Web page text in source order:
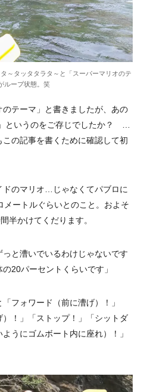
～タッタタラタ～と「スーパーマリオのテ
ループ状態。笑
テーマ」と書きましたが、あの
というのをご存じでしたか？ …
の記事を書くために確認して初
ドのマリオ…じゃなくてパブロに
メートルぐらいとのこと。およそ
半かけてくだります。
っと漕いでいるわけじゃないです
20パーセントくらいです」
フォワード（前に漕げ）！」
）！」「ストップ！」「シットダ
うにゴムボート内に座れ）！」